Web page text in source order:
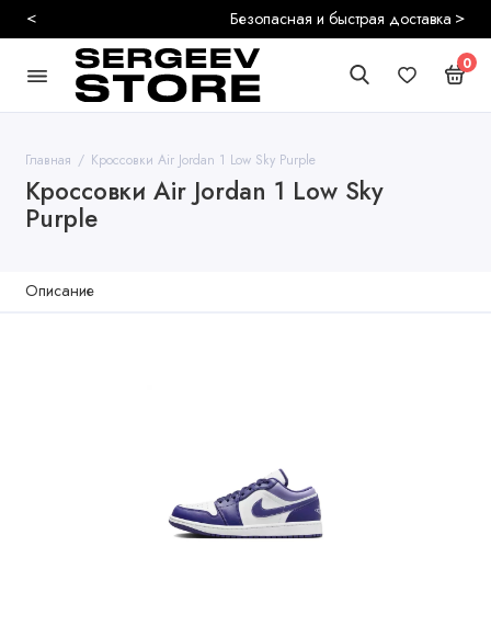
Безопасная и быстрая доставка
< >
0
Главная Кроссовки Air Jordan 1 Low Sky Purple
Кроссовки Air Jordan 1 Low Sky
Purple
Описание